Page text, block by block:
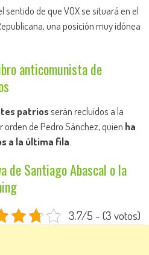
de que VOX se situará en el
una posición muy idónea
anticomunista de
patriosserán recluidos a la
de Pedro Sánchez, quien ha
a la última fila.
de Santiago Abascal o la
3.7/5 - (3 votos)